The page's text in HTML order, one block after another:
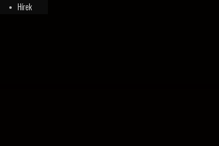
Hírek